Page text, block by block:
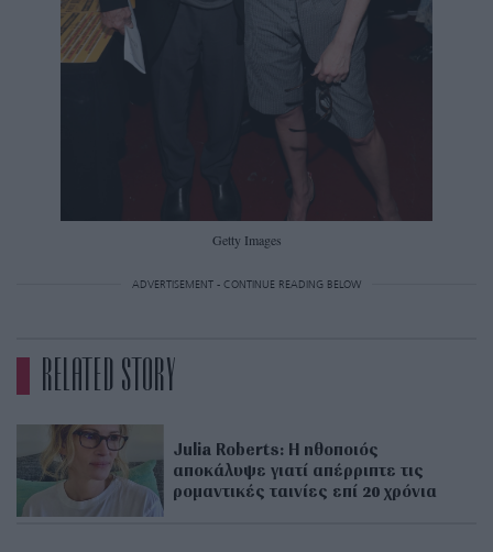
Getty Images
ADVERTISEMENT - CONTINUE READING BELOW
RELATED STORY
Julia Roberts: Η ηθοποιός
αποκάλυψε γιατί απέρριπτε τις
ρομαντικές ταινίες επί 20 χρόνια